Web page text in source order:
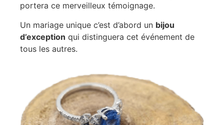
portera ce merveilleux témoignage.
Un mariage unique c’est d’abord un bijou
d’exception qui distinguera cet événement de
tous les autres.